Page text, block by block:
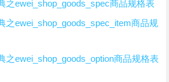
之ewei_shop_goods_spec商品规格表
之ewei_shop_goods_spec_item商品规
之ewei_shop_goods_option商品规格表